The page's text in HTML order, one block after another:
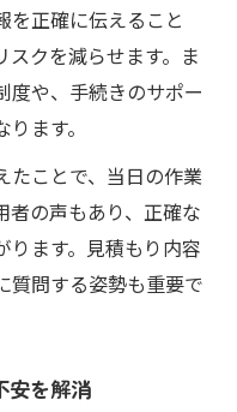
逃さない近距離引
助金申請のコツ
得の引越し選び
比較が重要な理由
な業者を見極める
もりポイントとは
抜くチェックポイ
を正確に伝えること
クを減らせます。ま
度や、手続きのサポー
ます。
たことで、当日の作業
者の声もあり、正確な
ります。見積もり内容
質問する姿勢も重要で
安を解消